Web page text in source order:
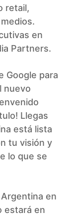
retail,
en
Partners.
Google para
nuevo
Llegas
está lista
tu visión y
lo que se
en
estará en